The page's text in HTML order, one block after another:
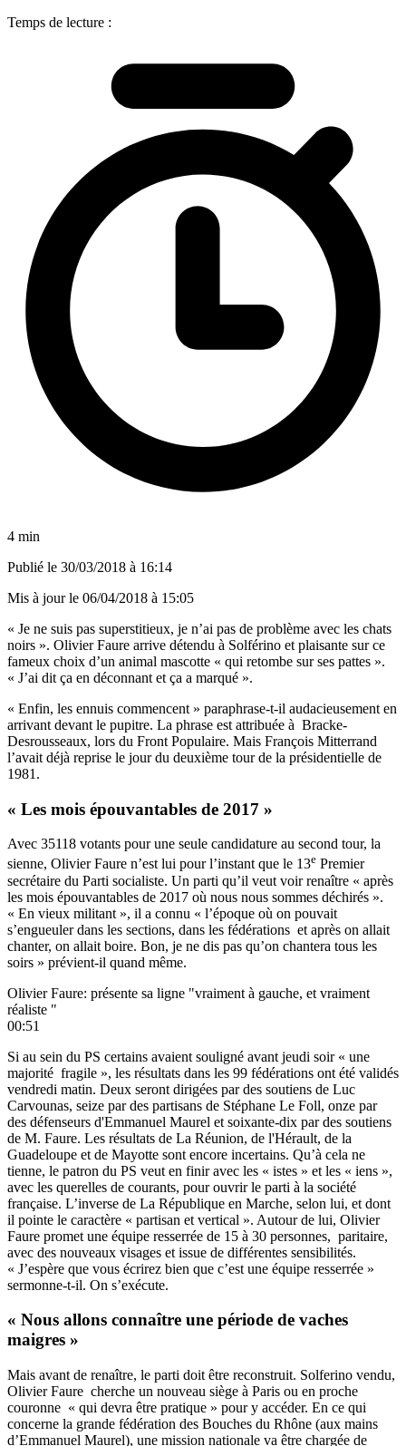
Temps de lecture :
4 min
Publié le 30/03/2018 à 16:14
Mis à jour le 06/04/2018 à 15:05
« Je ne suis pas superstitieux, je n’ai pas de problème avec les chats
noirs ». Olivier Faure arrive détendu à Solférino et plaisante sur ce
fameux choix d’un animal mascotte « qui retombe sur ses pattes ».
« J’ai dit ça en déconnant et ça a marqué ».
« Enfin, les ennuis commencent » paraphrase-t-il audacieusement en
arrivant devant le pupitre. La phrase est attribuée à Bracke-
Desrousseaux, lors du Front Populaire. Mais François Mitterrand
l’avait déjà reprise le jour du deuxième tour de la présidentielle de
1981.
« Les mois épouvantables de 2017 »
Avec 35118 votants pour une seule candidature au second tour, la
sienne, Olivier Faure n’est lui pour l’instant que le 13e Premier
secrétaire du Parti socialiste. Un parti qu’il veut voir renaître « après
les mois épouvantables de 2017 où nous nous sommes déchirés ».
« En vieux militant », il a connu « l’époque où on pouvait
s’engueuler dans les sections, dans les fédérations et après on allait
chanter, on allait boire. Bon, je ne dis pas qu’on chantera tous les
soirs » prévient-il quand même.
Olivier Faure: présente sa ligne "vraiment à gauche, et vraiment
réaliste "
00:51
Si au sein du PS certains avaient souligné avant jeudi soir « une
majorité fragile », les résultats dans les 99 fédérations ont été validés
vendredi matin. Deux seront dirigées par des soutiens de Luc
Carvounas, seize par des partisans de Stéphane Le Foll, onze par
des défenseurs d'Emmanuel Maurel et soixante-dix par des soutiens
de M. Faure. Les résultats de La Réunion, de l'Hérault, de la
Guadeloupe et de Mayotte sont encore incertains. Qu’à cela ne
tienne, le patron du PS veut en finir avec les « istes » et les « iens »,
avec les querelles de courants, pour ouvrir le parti à la société
française. L’inverse de La République en Marche, selon lui, et dont
il pointe le caractère « partisan et vertical ». Autour de lui, Olivier
Faure promet une équipe resserrée de 15 à 30 personnes, paritaire,
avec des nouveaux visages et issue de différentes sensibilités.
« J’espère que vous écrirez bien que c’est une équipe resserrée »
sermonne-t-il. On s’exécute.
« Nous allons connaître une période de vaches
maigres »
Mais avant de renaître, le parti doit être reconstruit. Solferino vendu,
Olivier Faure cherche un nouveau siège à Paris ou en proche
couronne « qui devra être pratique » pour y accéder. En ce qui
concerne la grande fédération des Bouches du Rhône (aux mains
d’Emmanuel Maurel), une mission nationale va être chargée de